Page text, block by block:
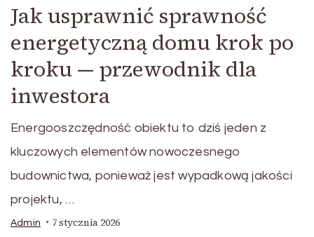
Jak usprawnić sprawność
energetyczną domu krok po
kroku — przewodnik dla
inwestora
Energooszczędność obiektu to dziś jeden z
kluczowych elementów nowoczesnego
budownictwa, ponieważ jest wypadkową jakości
projektu, …
Admin 7 stycznia 2026